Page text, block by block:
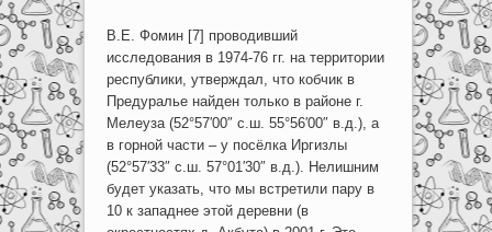
В.Е. Фомин [7] проводивший
исследования в 1974-76 гг. на территории
республики, утверждал, что кобчик в
Предуралье найден только в районе г.
Мелеуза (52°57′00″ с.ш. 55°56′00″ в.д.), а
в горной части – у посёлка Иргизлы
(52°57′33″ с.ш. 57°01′30″ в.д.). Нелишним
будет указать, что мы встретили пару в
10 к западнее этой деревни (в